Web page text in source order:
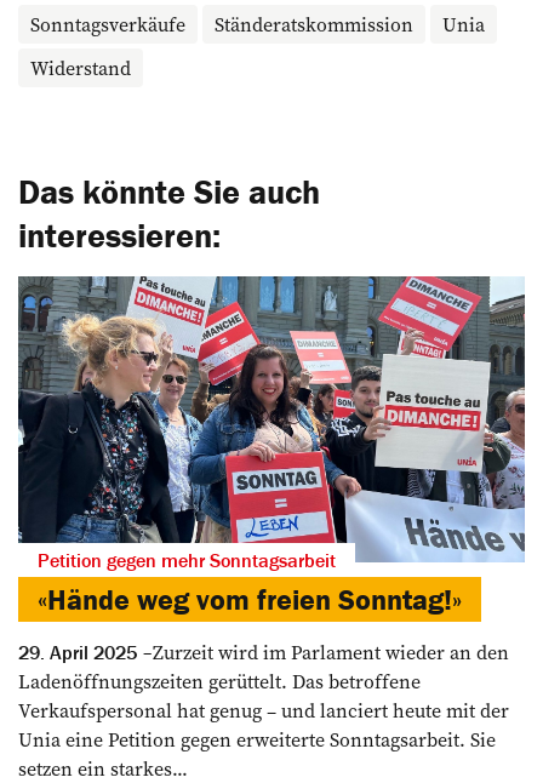
Sonntagsverkäufe Ständeratskommission
Unia
Widerstand
Das könnte Sie auch
interessieren:
Petition gegen mehr Sonntagsarbeit
«Hände weg vom freien Sonntag!»
29. April 2025
Zurzeit wird im Parlament wieder an den
Ladenöffnungszeiten gerüttelt. Das betroffene
Verkaufspersonal hat genug – und lanciert heute mit der
Unia eine Petition gegen erweiterte Sonntagsarbeit. Sie
setzen ein starkes...